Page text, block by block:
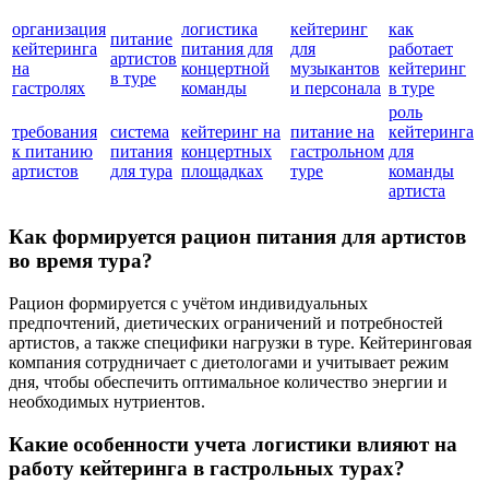
организация
кейтеринга
на
гастролях
питание
артистов
в туре
логистика
питания для
концертной
команды
кейтеринг
для
музыкантов
и персонала
как
работает
кейтеринг
в туре
требования
к питанию
артистов
система
питания
для тура
кейтеринг на
концертных
площадках
питание на
гастрольном
туре
роль
кейтеринга
для
команды
артиста
Как формируется рацион питания для артистов
во время тура?
Рацион формируется с учётом индивидуальных
предпочтений, диетических ограничений и потребностей
артистов, а также специфики нагрузки в туре. Кейтеринговая
компания сотрудничает с диетологами и учитывает режим
дня, чтобы обеспечить оптимальное количество энергии и
необходимых нутриентов.
Какие особенности учета логистики влияют на
работу кейтеринга в гастрольных турах?